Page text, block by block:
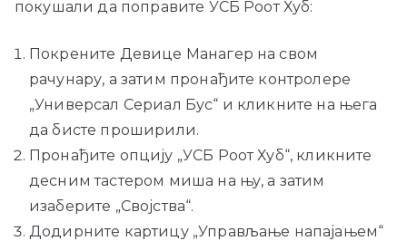
покушали да поправите УСБ Роот Хуб:
Покрените Девице Манагер на свом
рачунару, а затим пронађите контролере
„Универсал Сериал Бус“ и кликните на њега
да бисте проширили.
Пронађите опцију „УСБ Роот Хуб“, кликните
десним тастером миша на њу, а затим
изаберите „Својства“.
Додирните картицу „Управљање напајањем“